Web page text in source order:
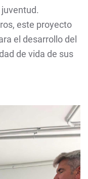
este proyecto
el desarrollo del
de vida de sus